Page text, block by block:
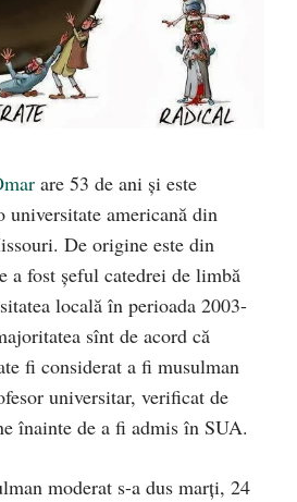
are 53 de ani și este
universitate americană din
De origine este din
a fost șeful catedrei de limbă
locală în perioada 2003-
sînt de acord că
fi considerat a fi musulman
universitar, verificat de
înainte de a fi admis în SUA.
moderat s-a dus marți, 24